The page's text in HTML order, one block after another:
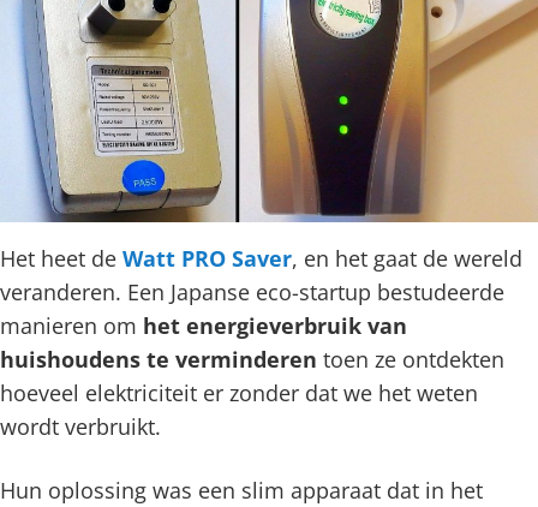
Het heet de Watt PRO Saver, en het gaat de wereld
veranderen. Een Japanse eco-startup bestudeerde
manieren om het energieverbruik van
huishoudens te verminderen toen ze ontdekten
hoeveel elektriciteit er zonder dat we het weten
wordt verbruikt.
Hun oplossing was een slim apparaat dat in het